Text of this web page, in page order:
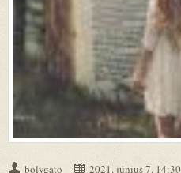
bolygato 2021. június 7. 14:30